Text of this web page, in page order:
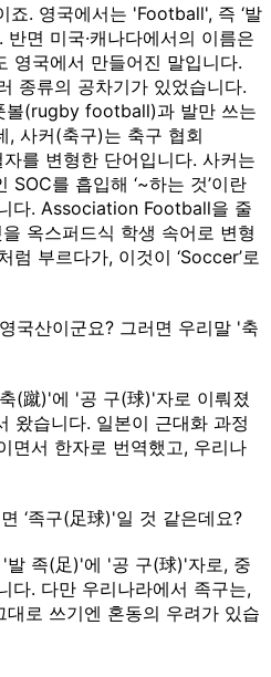
. 영국에서는 'Football', 즉 ‘발
반면 미국·캐나다에서의 이름은
영국에서 만들어진 말입니다.
종류의 공차기가 있었습니다.
볼(rugby football)과 발만 쓰는
사커(축구)는 축구 협회
를 변형한 단어입니다. 사커는
를 흡입해 ‘~하는 것’이란
다. Association Football을 줄
을 옥스퍼드식 학생 속어로 변형
럼 부르다가, 이것이 ‘Soccer’로
국산이군요? 그러면 우리말 '축
(蹴)'에 '공 구(球)'자로 이뤄졌
왔습니다. 일본이 근대화 과정
면서 한자로 번역했고, 우리나
‘족구(足球)'일 것 같은데요?
족(足)'에 '공 구(球)'자로, 중
다. 다만 우리나라에서 족구는,
대로 쓰기엔 혼동의 우려가 있습